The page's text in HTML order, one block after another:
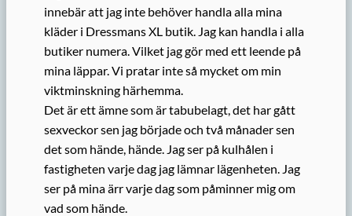
innebär att jag inte behöver handla alla mina
kläder i Dressmans XL butik. Jag kan handla i alla
butiker numera. Vilket jag gör med ett leende på
mina läppar. Vi pratar inte så mycket om min
viktminskning härhemma.
Det är ett ämne som är tabubelagt, det har gått
sexveckor sen jag började och två månader sen
det som hände, hände. Jag ser på kulhålen i
fastigheten varje dag jag lämnar lägenheten. Jag
ser på mina ärr varje dag som påminner mig om
vad som hände.